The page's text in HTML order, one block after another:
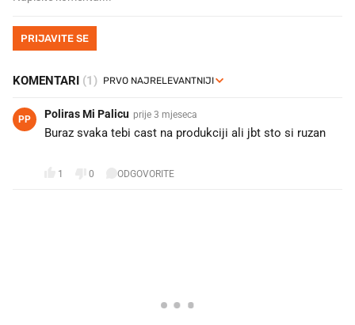
PRIJAVITE SE
KOMENTARI (1)
PP Poliras Mi Palicu prije 3 mjeseca
Buraz svaka tebi cast na produkciji ali jbt sto si ruzan
1 0 ODGOVORITE